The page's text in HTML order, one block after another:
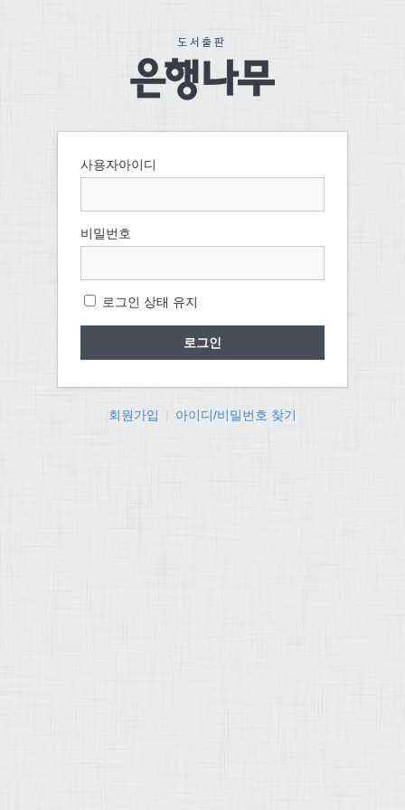
사용자아이디
비밀번호
로그인 상태 유지
회원가입 아이디/비밀번호 찾기